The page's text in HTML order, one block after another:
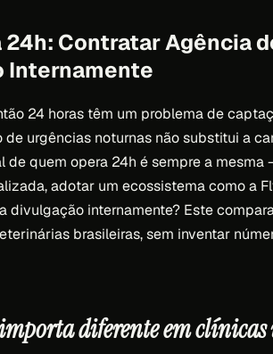
Contratar Agência
Internamente
24 horas têm um problema de
urgências noturnas não substitui a
de quem opera 24h é sempre a
adotar um ecossistema como a
divulgação internamente? Este
brasileiras, sem inventar
diferente em